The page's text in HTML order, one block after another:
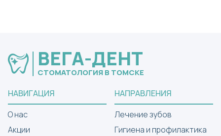
ВЕГА-ДЕНТ
СТОМАТОЛОГИЯ В ТОМСКЕ
НАВИГАЦИЯ
О нас
Акции
НАПРАВЛЕНИЯ
Лечение зубов
Гигиена и профилактика